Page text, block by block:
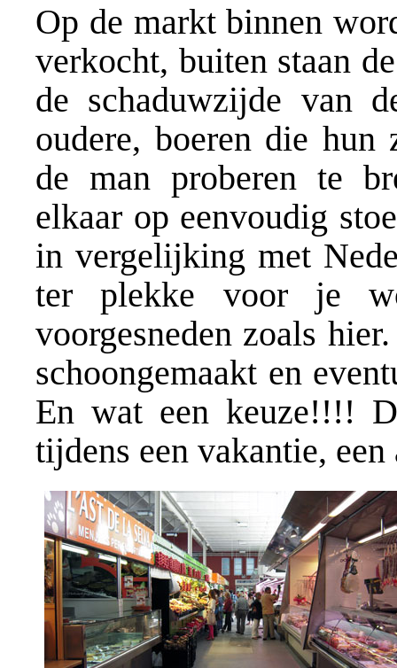
Op de markt binnen
verkocht, buiten staan
de schaduwzijde van
oudere, boeren die hun
de man proberen te
elkaar op eenvoudig
in vergelijking met
ter plekke voor je
voorgesneden zoals
schoongemaakt en
En wat een keuze!!!!
tijdens een vakantie, een